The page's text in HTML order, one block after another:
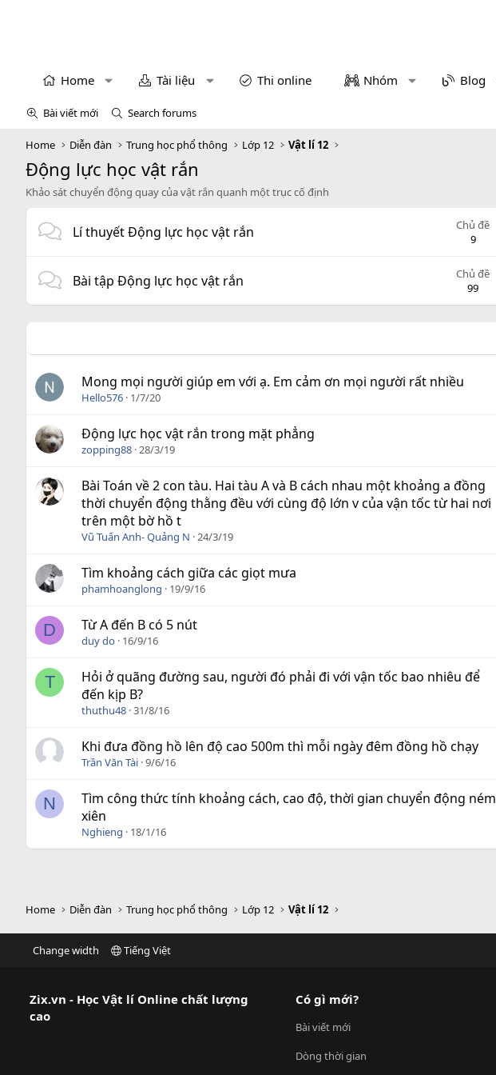
Home Tài liệu Thi online Nhóm Blog
Bài viết mới Search forums
Home Diễn đàn Trung học phổ thông Lớp 12 Vật lí 12
Động lực học vật rắn
Khảo sát chuyển động quay của vật rắn quanh một trục cố định
Lí thuyết Động lực học vật rắn
Chủ đề
9
Bài tập Động lực học vật rắn
Chủ đề
99
Mong mọi người giúp em với ạ. Em cảm ơn mọi người rất nhiều
Hello576 1/7/20
Động lực học vật rắn trong mặt phẳng
zopping88 28/3/19
Bài Toán về 2 con tàu. Hai tàu A và B cách nhau một khoảng a đồng
thời chuyển động thằng đều với cùng độ lớn v của vận tốc từ hai nơi
trên một bờ hồ t
Vũ Tuấn Anh- Quảng N 24/3/19
Tìm khoảng cách giữa các giọt mưa
phamhoanglong 19/9/16
D Từ A đến B có 5 nút
duy do 16/9/16
T
Hỏi ở quãng đường sau, người đó phải đi với vận tốc bao nhiêu để
đến kịp B?
thuthu48 31/8/16
Khi đưa đồng hồ lên độ cao 500m thì mỗi ngày đêm đồng hồ chạy
Trần Văn Tài 9/6/16
N
Tìm công thức tính khoảng cách, cao độ, thời gian chuyển động ném
xiên
Nghieng 18/1/16
Home Diễn đàn Trung học phổ thông Lớp 12 Vật lí 12
Change width Tiếng Việt
Zix.vn - Học Vật lí Online chất lượng
cao
Có gì mới?
Bài viết mới
Dòng thời gian